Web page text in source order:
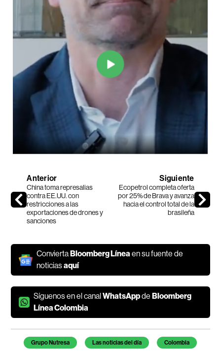
Anterior
China toma represalias
contra EE.UU. con
restricciones a las
exportaciones de drones y
sanciones
Siguiente
Ecopetrol completa oferta
por 25% de Brava y avanza
hacia el control total de la
brasileña
Convierta Bloomberg Líneaen su fuente de
noticiasaquí
Síguenos en el canalWhatsAppde Bloomberg
Línea Colombia
Temas de este artículo
Grupo Nutresa Las noticias del día Colombia